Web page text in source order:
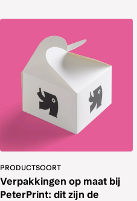
PRODUCTSOORT
Verpakkingen op maat bij
PeterPrint: dit zijn de